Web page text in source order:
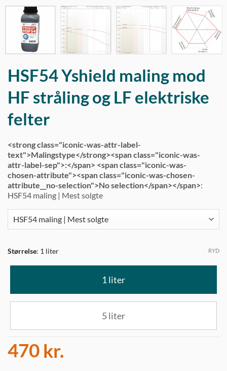
HSF54 Yshield maling mod
HF stråling og LF elektriske
felter
Størrelse: 1 liter
1 liter
5 liter
RYD
470 kr.
<strong class="iconic-was-attr-label-
text">Malingstype</strong><span class="iconic-was-
attr-label-sep">:</span> <span class="iconic-was-
chosen-attribute"><span class="iconic-was-chosen-
attribute__no-selection">No selection</span></span>:
HSF54 maling | Mest solgte